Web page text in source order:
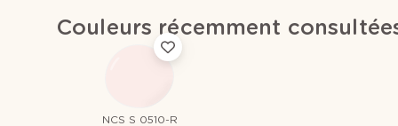
Couleurs récemment
NCS S 0510-R